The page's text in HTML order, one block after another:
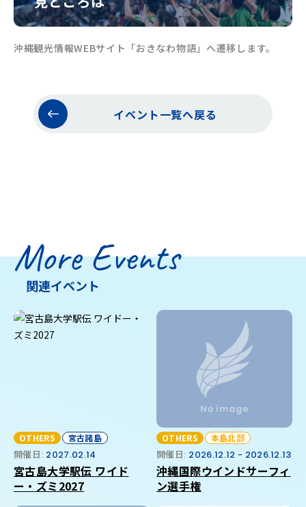
沖縄観光情報WEBサイト「おきなわ物語」へ遷移します。
イベント一覧へ戻る
More Events
関連イベント
OTHERS 宮古諸島
開催日: 2027.02.14
宮古島大学駅伝 ワイド
ー・ズミ2027
OTHERS 本島北部
開催日: 2026.12.12 - 2026.12.13
沖縄国際ウインドサーフィ
ン選手権